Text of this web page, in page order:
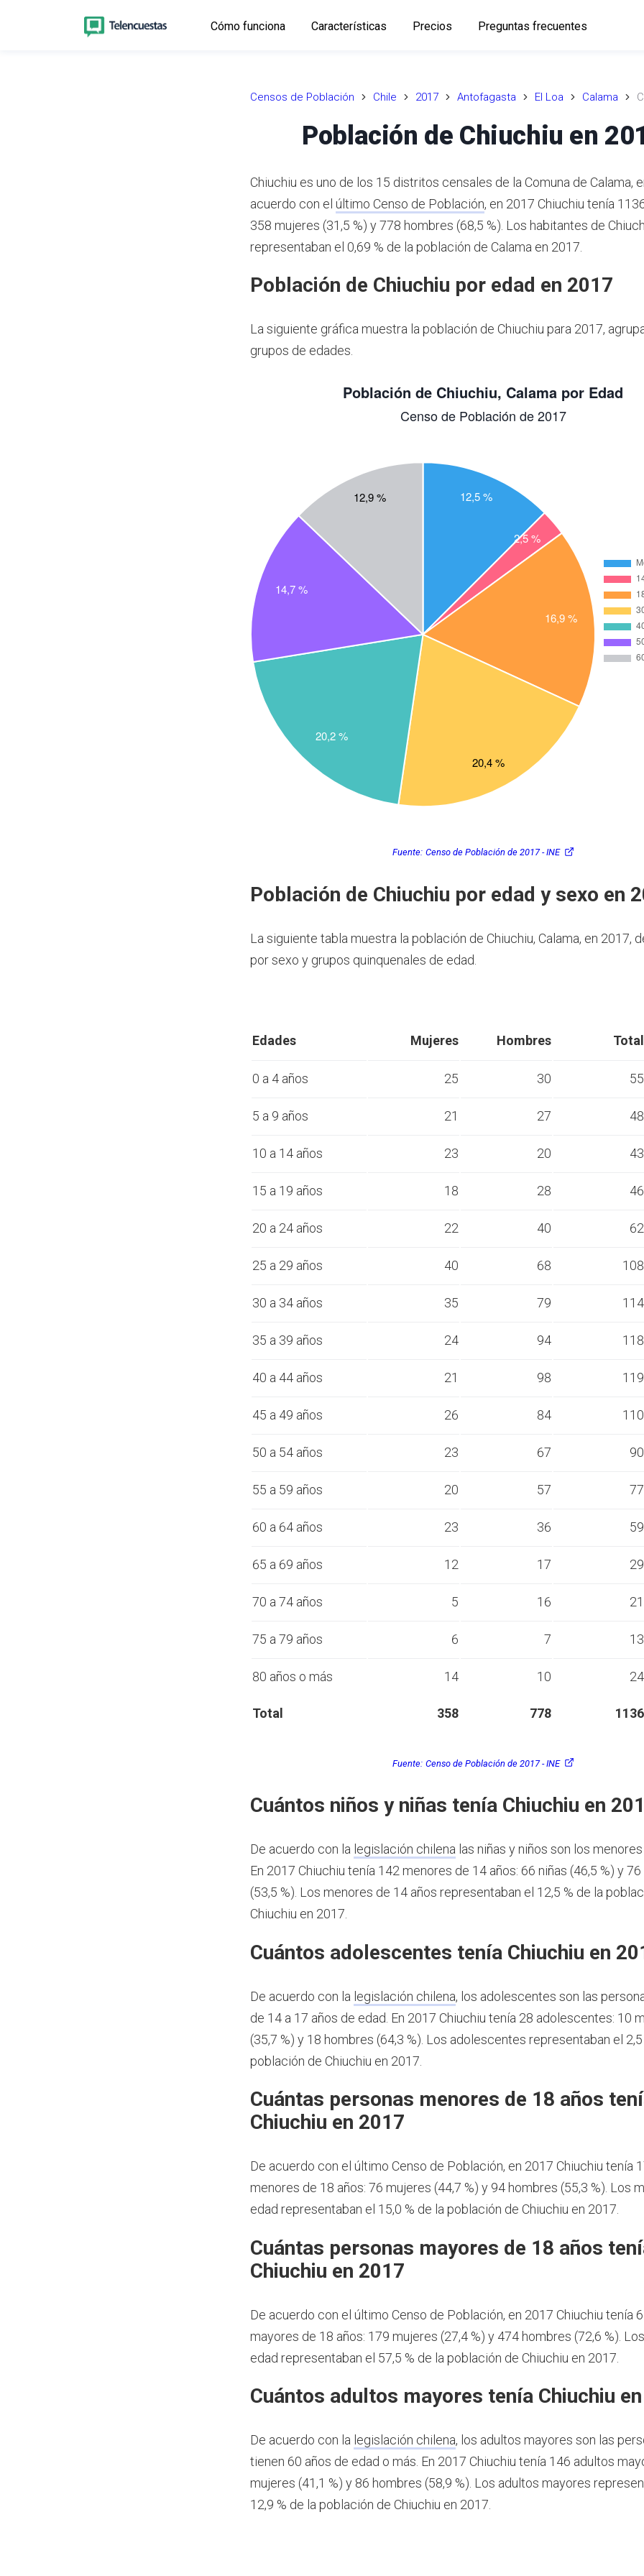
Cómo funciona Características Precios Preguntas frecuentes
Censos de Población Chile 2017 Antofagasta El Loa Calama
Población de Chiuchiu en
Chiuchiu es uno de los 15 distritos censales de la Comuna de Calama,
acuerdo con el último Censo de Población, en 2017 Chiuchiu tenía
358 mujeres (31,5 %) y 778 hombres (68,5 %). Los habitantes de
representaban el 0,69 % de la población de Calama en 2017.
Población de Chiuchiu por edad en 2017
La siguiente gráfica muestra la población de Chiuchiu para 2017,
grupos de edades.
Fuente: Censo de Población de 2017 - INE
Población de Chiuchiu por edad y sexo en
La siguiente tabla muestra la población de Chiuchiu, Calama, en 2017,
por sexo y grupos quinquenales de edad.
Edades Mujeres Hombres Total
0 a 4 años 25 30 55
5 a 9 años 21 27 48
10 a 14 años 23 20 43
15 a 19 años 18 28 46
20 a 24 años 22 40 62
25 a 29 años 40 68 108
30 a 34 años 35 79 114
35 a 39 años 24 94 118
40 a 44 años 21 98 119
45 a 49 años 26 84 110
50 a 54 años 23 67 90
55 a 59 años 20 57 77
60 a 64 años 23 36 59
65 a 69 años 12 17 29
70 a 74 años 5 16 21
75 a 79 años 6 7 13
80 años o más 14 10 24
Total 358 778 1136
Fuente: Censo de Población de 2017 - INE
Cuántos niños y niñas tenía Chiuchiu en
De acuerdo con la legislación chilena las niñas y niños son los
En 2017 Chiuchiu tenía 142 menores de 14 años: 66 niñas (46,5 %) y 76
(53,5 %). Los menores de 14 años representaban el 12,5 % de la
Chiuchiu en 2017.
Cuántos adolescentes tenía Chiuchiu en
De acuerdo con la legislación chilena, los adolescentes son las
de 14 a 17 años de edad. En 2017 Chiuchiu tenía 28 adolescentes: 10
(35,7 %) y 18 hombres (64,3 %). Los adolescentes representaban el 2,5
población de Chiuchiu en 2017.
Cuántas personas menores de 18 años
Chiuchiu en 2017
De acuerdo con el último Censo de Población, en 2017 Chiuchiu tenía
menores de 18 años: 76 mujeres (44,7 %) y 94 hombres (55,3 %). Los
edad representaban el 15,0 % de la población de Chiuchiu en 2017.
Cuántas personas mayores de 18 años
Chiuchiu en 2017
De acuerdo con el último Censo de Población, en 2017 Chiuchiu tenía
mayores de 18 años: 179 mujeres (27,4 %) y 474 hombres (72,6 %).
edad representaban el 57,5 % de la población de Chiuchiu en 2017.
Cuántos adultos mayores tenía Chiuchiu
De acuerdo con la legislación chilena, los adultos mayores son las
tienen 60 años de edad o más. En 2017 Chiuchiu tenía 146 adultos
mujeres (41,1 %) y 86 hombres (58,9 %). Los adultos mayores
12,9 % de la población de Chiuchiu en 2017.